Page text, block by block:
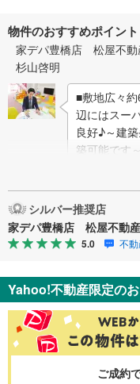
物件のおすすめポイント
家デパ豊橋店 松屋不動
杉山啓明
■敷地広々
辺にはスー
良好♪～建
築可能です
豊橋市・豊
シルバー推奨店
家デパ豊橋店 松屋不動
5.0 不
Yahoo!不動産限定の
ご成約